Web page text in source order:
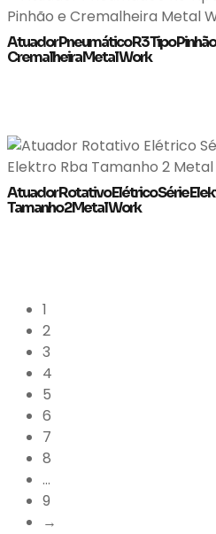
Atuador Pneumático R3 Tipo
Cremalheira Metal Work
Atuador Rotativo Elétrico Série
Tamanho 2 Metal Work
1
2
3
4
5
6
7
8
...
9
→